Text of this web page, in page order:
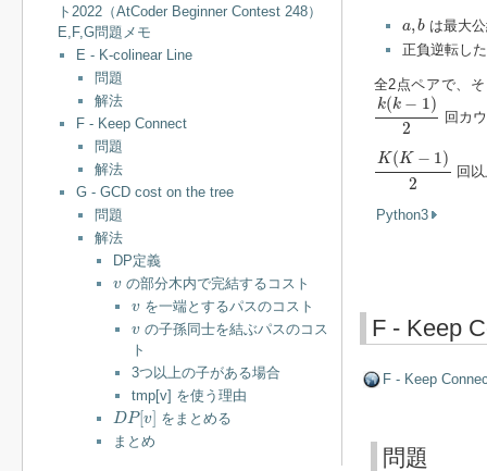
ト2022（AtCoder Beginner Contest 248）
E,F,G問題メモ
E - K-colinear Line
問題
解法
F - Keep Connect
問題
解法
G - GCD cost on the tree
問題
解法
DP定義
v
vの部分木内で完結するコスト
v
vを一端とするパスのコスト
v
vの子孫同士を結ぶパスのコス
ト
3つ以上の子がある場合
tmp[v] を使う理由
DP[v]
DP[v] をまとめる
まとめ
a, b
b は最大
正負逆転し
全2点ペアで、
k(k − 1)
2
k(k−1 2
回カ
K(K − 1)
2
K(K −1
回
Python3
F - Keep
F - Keep
問題